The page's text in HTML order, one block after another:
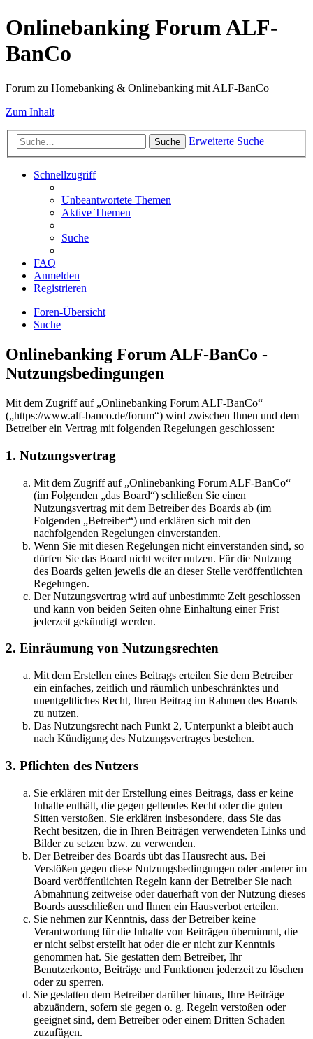
Onlinebanking Forum ALF-
BanCo
Forum zu Homebanking & Onlinebanking mit ALF-BanCo
Zum Inhalt
Suche Erweiterte Suche
Schnellzugriff
Unbeantwortete Themen
Aktive Themen
Suche
FAQ
Anmelden
Registrieren
Foren-Übersicht
Suche
Onlinebanking Forum ALF-BanCo -
Nutzungsbedingungen
Mit dem Zugriff auf „Onlinebanking Forum ALF-BanCo“
(„https://www.alf-banco.de/forum“) wird zwischen Ihnen und dem
Betreiber ein Vertrag mit folgenden Regelungen geschlossen:
1. Nutzungsvertrag
Mit dem Zugriff auf „Onlinebanking Forum ALF-BanCo“
(im Folgenden „das Board“) schließen Sie einen
Nutzungsvertrag mit dem Betreiber des Boards ab (im
Folgenden „Betreiber“) und erklären sich mit den
nachfolgenden Regelungen einverstanden.
Wenn Sie mit diesen Regelungen nicht einverstanden sind, so
dürfen Sie das Board nicht weiter nutzen. Für die Nutzung
des Boards gelten jeweils die an dieser Stelle veröffentlichten
Regelungen.
Der Nutzungsvertrag wird auf unbestimmte Zeit geschlossen
und kann von beiden Seiten ohne Einhaltung einer Frist
jederzeit gekündigt werden.
2. Einräumung von Nutzungsrechten
Mit dem Erstellen eines Beitrags erteilen Sie dem Betreiber
ein einfaches, zeitlich und räumlich unbeschränktes und
unentgeltliches Recht, Ihren Beitrag im Rahmen des Boards
zu nutzen.
Das Nutzungsrecht nach Punkt 2, Unterpunkt a bleibt auch
nach Kündigung des Nutzungsvertrages bestehen.
3. Pflichten des Nutzers
Sie erklären mit der Erstellung eines Beitrags, dass er keine
Inhalte enthält, die gegen geltendes Recht oder die guten
Sitten verstoßen. Sie erklären insbesondere, dass Sie das
Recht besitzen, die in Ihren Beiträgen verwendeten Links und
Bilder zu setzen bzw. zu verwenden.
Der Betreiber des Boards übt das Hausrecht aus. Bei
Verstößen gegen diese Nutzungsbedingungen oder anderer im
Board veröffentlichten Regeln kann der Betreiber Sie nach
Abmahnung zeitweise oder dauerhaft von der Nutzung dieses
Boards ausschließen und Ihnen ein Hausverbot erteilen.
Sie nehmen zur Kenntnis, dass der Betreiber keine
Verantwortung für die Inhalte von Beiträgen übernimmt, die
er nicht selbst erstellt hat oder die er nicht zur Kenntnis
genommen hat. Sie gestatten dem Betreiber, Ihr
Benutzerkonto, Beiträge und Funktionen jederzeit zu löschen
oder zu sperren.
Sie gestatten dem Betreiber darüber hinaus, Ihre Beiträge
abzuändern, sofern sie gegen o. g. Regeln verstoßen oder
geeignet sind, dem Betreiber oder einem Dritten Schaden
zuzufügen.